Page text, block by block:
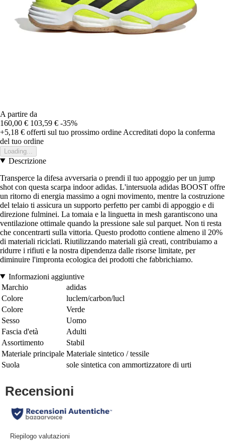
A partire da
160,00 € 103,59 € -35%
+5,18 € offerti sul tuo prossimo ordine Accreditati dopo la conferma
del tuo ordine
Loading...
Descrizione
Transperce la difesa avversaria o prendi il tuo appoggio per un jump
shot con questa scarpa indoor adidas. L'intersuola adidas BOOST offre
un ritorno di energia massimo a ogni movimento, mentre la costruzione
del telaio ti assicura un supporto perfetto per cambi di appoggio e di
direzione fulminei. La tomaia e la linguetta in mesh garantiscono una
ventilazione ottimale quando la pressione sale sul parquet. Non ti resta
che concentrarti sulla vittoria. Questo prodotto contiene almeno il 20%
di materiali riciclati. Riutilizzando materiali già creati, contribuiamo a
ridurre i rifiuti e la nostra dipendenza dalle risorse limitate, per
diminuire l'impronta ecologica dei prodotti che fabbrichiamo.
Informazioni aggiuntive
Marchio
adidas
Colore
luclem/carbon/lucl
Colore
Verde
Sesso
Uomo
Fascia d'età
Adulti
Assortimento
Stabil
Materiale principale Materiale sintetico / tessile
Suola
sole sintetica con ammortizzatore di urti